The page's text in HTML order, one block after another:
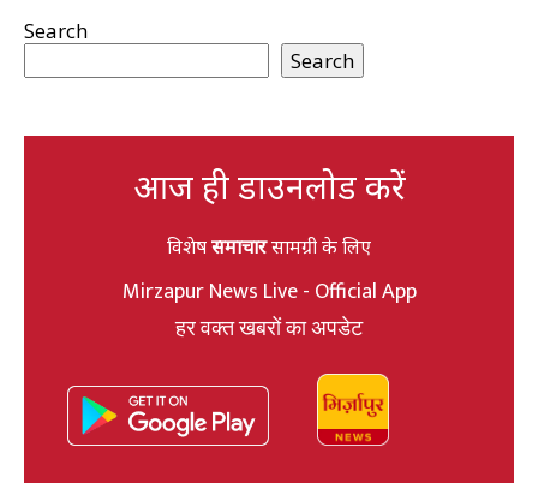
Search
Search
आज ही डाउनलोड करें
विशेषसमाचारसामग्री के लिए
Mirzapur News Live - Official App
हर वक्त खबरों का अपडेट